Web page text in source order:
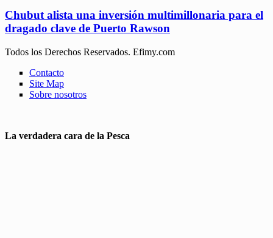
Chubut alista una inversión multimillonaria para el
dragado clave de Puerto Rawson
Todos los Derechos Reservados. Efimy.com
Contacto
Site Map
Sobre nosotros
La verdadera cara de la Pesca